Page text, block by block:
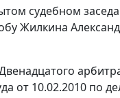
судебном
Жилкина
от 10.02.2010 по